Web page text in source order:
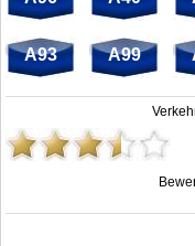
A93 A99
Stau L213: Unfälle, Sperrung